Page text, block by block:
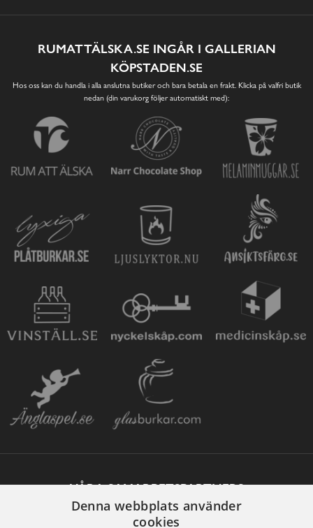
RUMATTÄLSKA.SE INGÅR I GALLERIAN
KÖPSTADEN.SE
Hos oss kan du handla i alla anslutna butiker och bara betala en frakt. Klicka på valfri butik
nedan (din varukorg följer automatiskt med):
VÅRA SAMARBETSPARTNERS
Denna webbplats använder
cookies